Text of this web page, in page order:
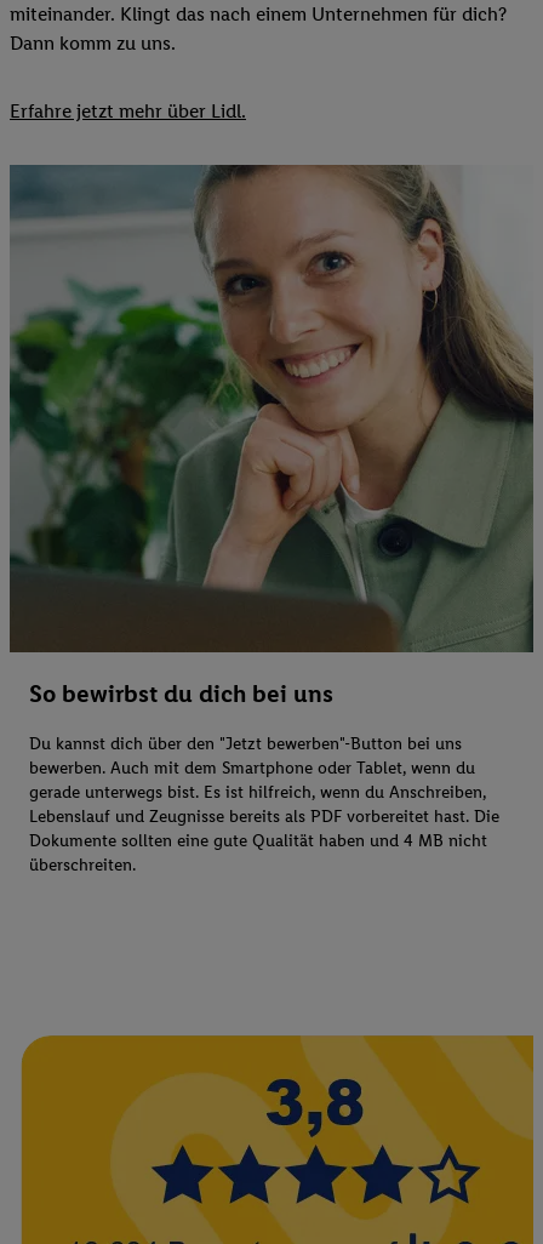
miteinander. Klingt das nach einem Unternehmen für dich?
Dann komm zu uns.​
Erfahre jetzt mehr über Lidl.
So bewirbst du dich bei uns
Du kannst dich über den "Jetzt bewerben"-Button bei uns
bewerben. Auch mit dem Smartphone oder Tablet, wenn du
gerade unterwegs bist. Es ist hilfreich, wenn du Anschreiben,
Lebenslauf und Zeugnisse bereits als PDF vorbereitet hast. Die
Dokumente sollten eine gute Qualität haben und 4 MB nicht
überschreiten.